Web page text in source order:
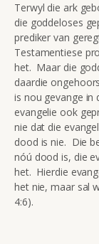
Terwyl die ark
die goddeloses
prediker van
Testamentiese
het. Maar die
daardie
is nou gevange in
evangelie ook
nie dat die
dood is nie. Die
nóú dood is, die
het. Hierdie
het nie, maar sal
4:6).